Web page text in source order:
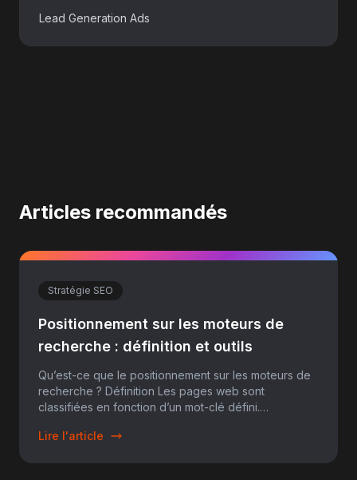
Lead Generation Ads
Articles recommandés
Stratégie SEO
Positionnement sur les moteurs de
recherche : définition et outils
Qu’est-ce que le positionnement sur les moteurs de
recherche ? Définition Les pages web sont
classifiées en fonction d’un mot-clé défini.
Lire l'article